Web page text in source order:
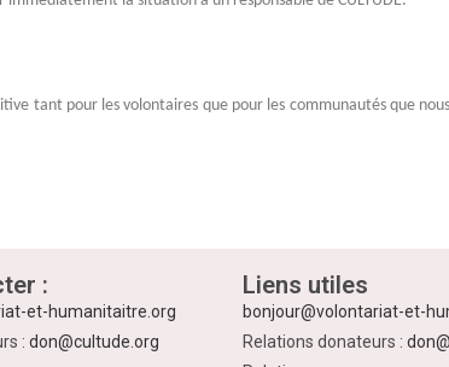
tant pour les volontaires que pour les communautés que
:
et-humanitaitre.org
: don@cultude.org
Liens utiles
bonjour@volontariat-et-
Relations donateurs :